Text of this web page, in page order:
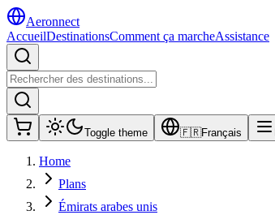
Aeronnect
AccueilDestinationsComment ça marcheAssistance
Toggle theme 🇫🇷Français
Home
Plans
Émirats arabes unis